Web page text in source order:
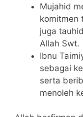
Mujahid
komitmen
juga
Allah Swt.
Ibnu
sebagai
serta
menoleh